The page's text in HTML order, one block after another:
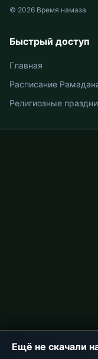
© 2026 Время намаза
Быстрый доступ
Главная
Расписание
Религиозные
Время намаза в
Ещё не скачали